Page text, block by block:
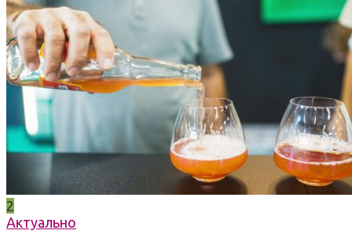
2
Актуально